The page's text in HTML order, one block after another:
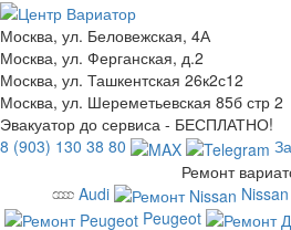
Москва, ул. Беловежская, 4А
Москва, ул. Ферганская, д.2
Москва, ул. Ташкентская 26к2с12
Москва, ул. Шереметьевская 85б стр 2
Эвакуатор до сервиса - БЕСПЛАТНО!
8 (903) 130 38 80
Ремонт
Audi
Nissan
Peugeot